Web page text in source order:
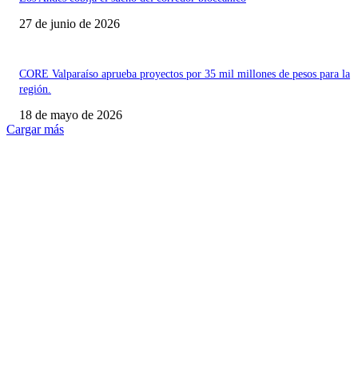
27 de junio de 2026
CORE Valparaíso aprueba proyectos por 35 mil millones de pesos para la
región.
18 de mayo de 2026
Cargar más